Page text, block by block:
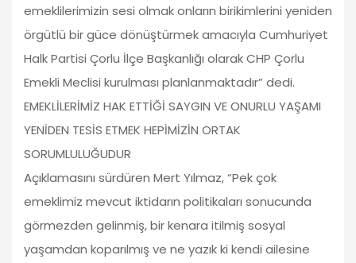
emeklilerimizin sesi olmak onların birikimlerini yeniden
örgütlü bir güce dönüştürmek amacıyla Cumhuriyet
Halk Partisi Çorlu İlçe Başkanlığı olarak CHP Çorlu
Emekli Meclisi kurulması planlanmaktadır” dedi.
EMEKLİLERİMİZ HAK ETTİĞİ SAYGIN VE ONURLU YAŞAMI
YENİDEN TESİS ETMEK HEPİMİZİN ORTAK
SORUMLULUĞUDUR
Açıklamasını sürdüren Mert Yılmaz, “Pek çok
emeklimiz mevcut iktidarın politikaları sonucunda
görmezden gelinmiş, bir kenara itilmiş sosyal
yaşamdan koparılmış ve ne yazık ki kendi ailesine